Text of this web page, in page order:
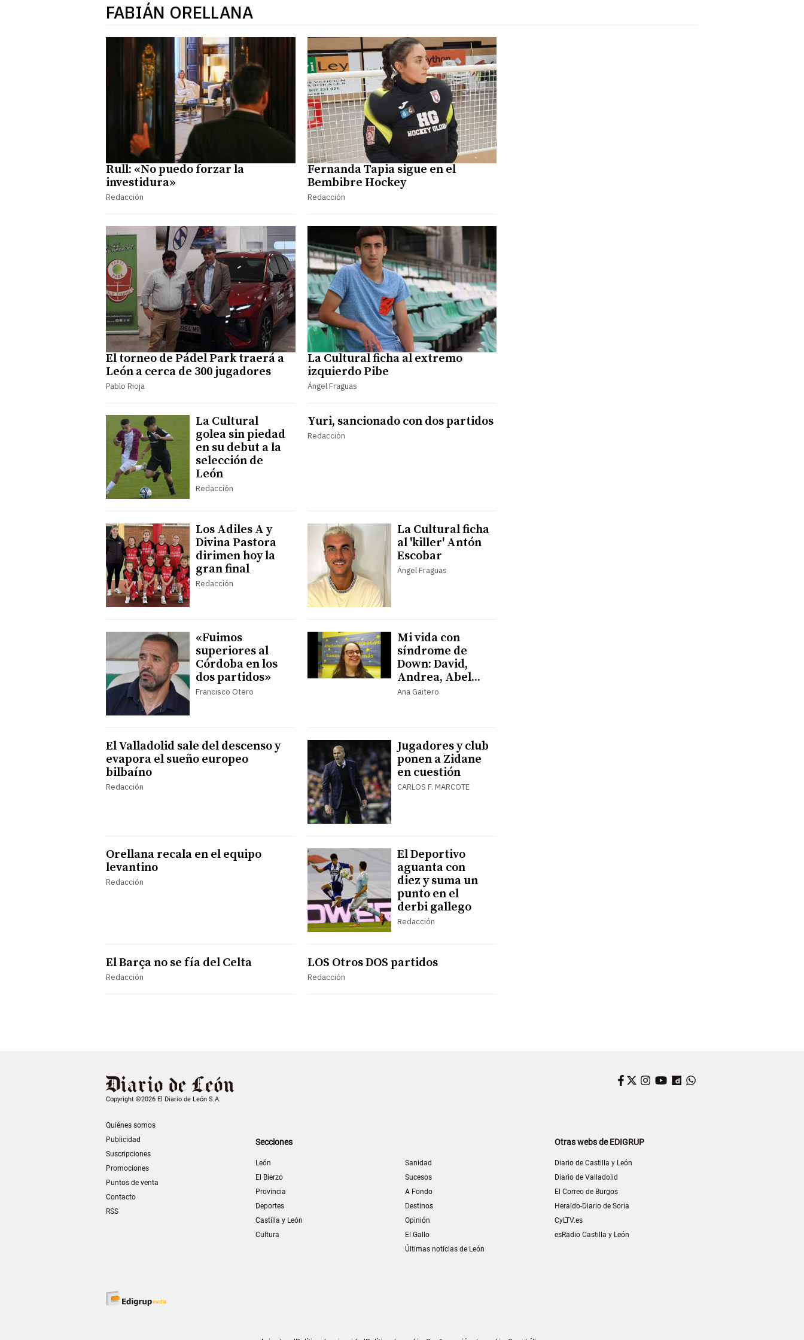
FABIÁN ORELLANA
Rull: «No puedo forzar la
investidura»
Redacción
Fernanda Tapia sigue en el
Bembibre Hockey
Redacción
El torneo de Pádel Park traerá a
León a cerca de 300 jugadores
Pablo Rioja
La Cultural ficha al extremo
izquierdo Pibe
Ángel Fraguas
La Cultural
golea sin piedad
en su debut a la
selección de
León
Redacción
Yuri, sancionado con dos partidos
Redacción
Los Adiles A y
Divina Pastora
dirimen hoy la
gran final
Redacción
La Cultural ficha
al 'killer' Antón
Escobar
Ángel Fraguas
«Fuimos
superiores al
Córdoba en los
dos partidos»
Francisco Otero
Mi vida con
síndrome de
Down: David,
Andrea, Abel...
Ana Gaitero
El Valladolid sale del descenso y
evapora el sueño europeo
bilbaíno
Redacción
Jugadores y club
ponen a Zidane
en cuestión
CARLOS F. MARCOTE
Orellana recala en el equipo
levantino
Redacción
El Deportivo
aguanta con
diez y suma un
punto en el
derbi gallego
Redacción
El Barça no se fía del Celta
Redacción
LOS Otros DOS partidos
Redacción
Copyright ©2026 El Diario de León S.A.
Quiénes somos
Publicidad
Suscripciones
Promociones
Puntos de venta
Contacto
RSS
Facebook
Twitter
Instagram
YouTube
Dailymotion
Secciones
León
El Bierzo
Provincia
Deportes
Castilla y León
Cultura
Sanidad
Sucesos
A Fondo
Destinos
Opinión
El Gallo
Últimas noticias de León
Otras webs de EDIGRUP
Diario de Castilla y León
Diario de Valladolid
El Correo de Burgos
Heraldo-Diario de Soria
CyLTV.es
esRadio Castilla y León